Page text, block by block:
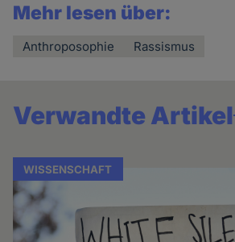
Mehr lesen über:
Anthroposophie Rassismus
Verwandte Artikel
WISSENSCHAFT